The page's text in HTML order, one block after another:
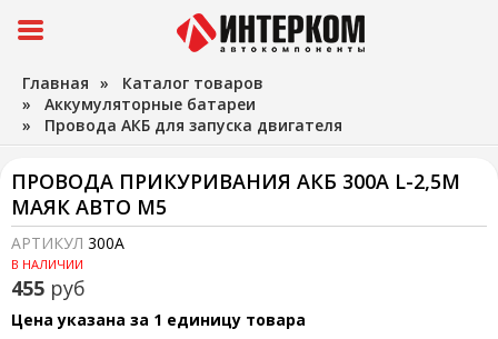
Главная » Каталог товаров
» Аккумуляторные батареи
» Провода АКБ для запуска двигателя
ПРОВОДА ПРИКУРИВАНИЯ АКБ 300А L-2,5M
МАЯК АВТО М5
АРТИКУЛ 300А
В НАЛИЧИИ
455 руб
Цена указана за 1 единицу товара